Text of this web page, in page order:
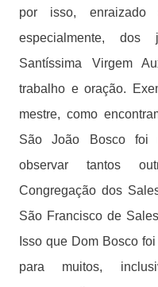
por isso, enraizado
especialmente,
Santíssima Virgem
trabalho e oração.
mestre, como
São João Bosco foi
observar tantos
Congregação dos
São Francisco de
Isso que Dom Bosco
para muitos,